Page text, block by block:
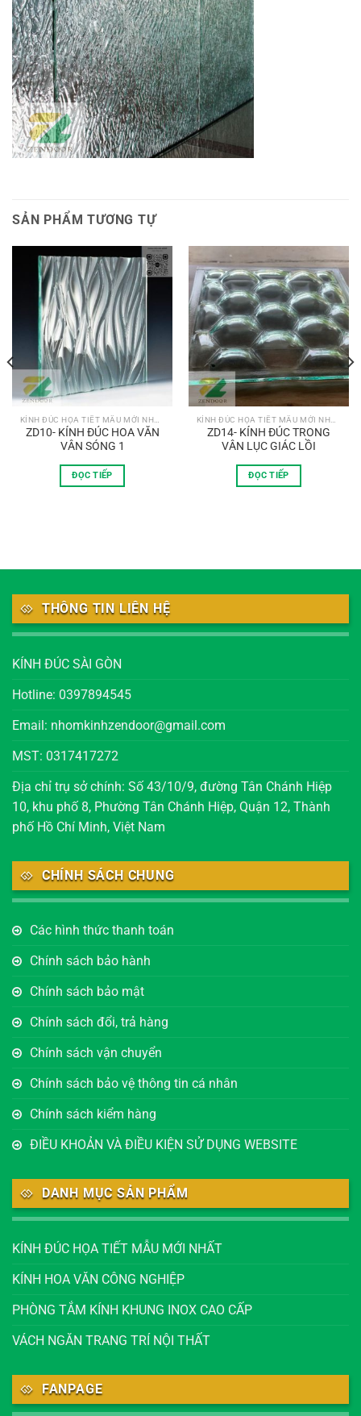
SẢN PHẨM TƯƠNG TỰ
ZD10- KÍNH ĐÚC HOA VĂN
VÂN SÓNG 1
ĐỌC TIẾP
ZD14- KÍNH ĐÚC TRONG
VÂN LỤC GIÁC LỒI
ĐỌC TIẾP
THÔNG TIN LIÊN HỆ
KÍNH ĐÚC SÀI GÒN
Hotline: 0397894545
Email: nhomkinhzendoor@gmail.com
MST: 0317417272
Địa chỉ trụ sở chính: Số 43/10/9, đường Tân Chánh Hiệp
10, khu phố 8, Phường Tân Chánh Hiệp, Quận 12, Thành
phố Hồ Chí Minh, Việt Nam
CHÍNH SÁCH CHUNG
Các hình thức thanh toán
Chính sách bảo hành
Chính sách bảo mật
Chính sách đổi, trả hàng
Chính sách vận chuyển
Chính sách bảo vệ thông tin cá nhân
Chính sách kiểm hàng
ĐIỀU KHOẢN VÀ ĐIỀU KIỆN SỬ DỤNG WEBSITE
DANH MỤC SẢN PHẨM
KÍNH ĐÚC HỌA TIẾT MẪU MỚI NHẤT
KÍNH HOA VĂN CÔNG NGHIỆP
PHÒNG TẮM KÍNH KHUNG INOX CAO CẤP
VÁCH NGĂN TRANG TRÍ NỘI THẤT
FANPAGE